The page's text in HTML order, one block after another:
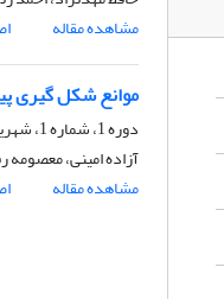
مشاهده مقاله
موانع شکل گیری
دوره 1، شماره 1، شهریور 1398، صفحه
آزاده امینی، معصومه
مشاهده مقاله